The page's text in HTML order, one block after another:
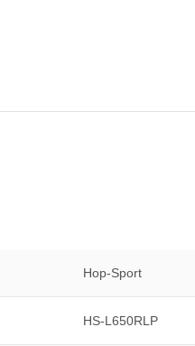
Hop-Sport
HS-L650RLP